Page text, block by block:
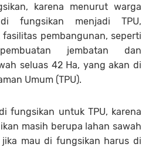
karena menurut warga
fungsikan menjadi TPU,
pembangunan, seperti
jembatan dan
seluas 42 Ha, yang akan di
Umum (TPU).
fungsikan untuk TPU, karena
masih berupa lahan sawah
mau di fungsikan harus di